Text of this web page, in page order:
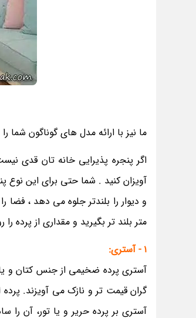
ما نیز با ارائه مدل های گوناگون شما
اگر پنجره پذیرایی خانه تان قدی
آویزان کنید . شما حتی برای این نوع
و دیوار را بلندتر جلوه می دهد ،
متر بلند تر بگیرید و مقداری از
1 - آستری:
آستری پرده ضخیمی از جنس کتان و یا
گران قیمت تر و نازک می آویزند.
آستری بر پرده حریر و یا تور، آن